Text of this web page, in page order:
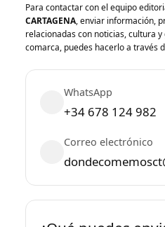
Para contactar con el equipo
CARTAGENA, enviar información,
relacionadas con noticias, cultura
comarca, puedes hacerlo a través
WhatsApp
+34 678 124 982
Correo electrónico